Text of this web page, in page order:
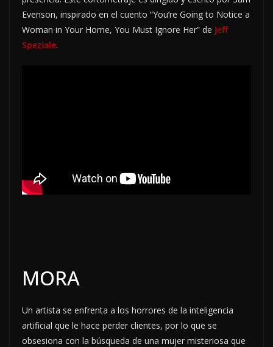
Evenson, inspirado en el cuento “You’re Going to Notice a
Woman in Your Home, You Must Ignore Her” de Jeff
Speziale.
MORA
Un artista se enfrenta a los horrores de la inteligencia
artificial que le hace perder clientes, por lo que se
obsesiona con la búsqueda de una mujer misteriosa que